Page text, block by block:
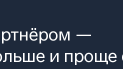
—
и проще